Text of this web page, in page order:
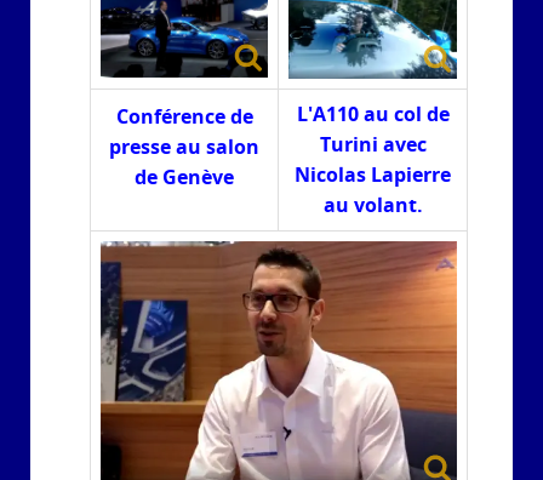
Conférence de
presse au salon
de Genève
L'A110 au col de
Turini avec
Nicolas Lapierre
au volant.